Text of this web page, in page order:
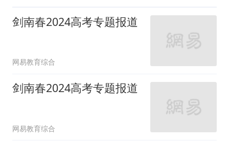
剑南春2024高考专题报道
网易教育综合
剑南春2024高考专题报道
网易教育综合